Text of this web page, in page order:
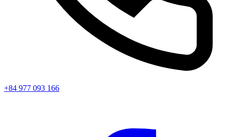
+84 977 093 166